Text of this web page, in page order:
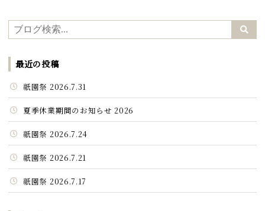
最近の投稿
祇園祭 2026.7.31
夏季休業期間のお知らせ 2026
祇園祭 2026.7.24
祇園祭 2026.7.21
祇園祭 2026.7.17